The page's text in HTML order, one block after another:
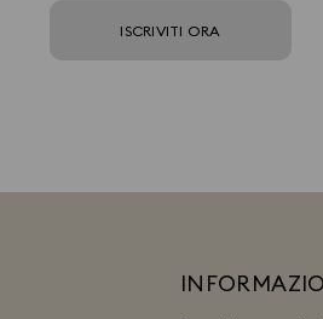
ISCRIVITI ORA